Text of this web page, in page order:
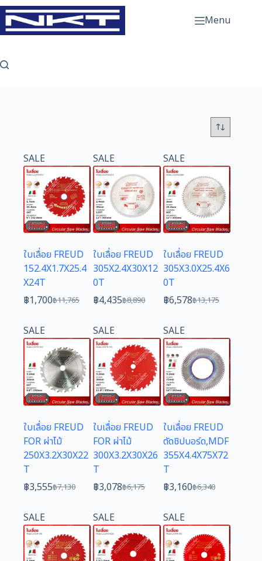
Skip
to
content
Menu
SALE
ใบเลื่อย FREUD
152.4X1.7X25.4
X24T
฿11,765
Original
was:
฿11,765.
฿1,700Current
is:
฿1,700.
SALE
ใบเลื่อย FREUD
305X2.4X30X12
0T
฿8,890
Original
was:
฿8,890.
฿4,435Current
is:
฿4,435.
SALE
ใบเลื่อย FREUD
305X3.0X25.4X6
0T
฿13,175
Original
was:
฿13,175.
฿6,578Current
is:
฿6,578.
SALE
ใบเลื่อย FREUD
FOR ผ่าไม้
250X3.2X30X22
T
฿7,130
Original
was:
฿7,130.
฿3,555Current
is:
฿3,555.
SALE
ใบเลื่อย FREUD
FOR ผ่าไม้
300X3.2X30X26
T
฿6,175
Original
was:
฿6,175.
฿3,078Current
is:
฿3,078.
SALE
ใบเลื่อย FREUD
ตัดชิปบอร์ด,MDF
355X4.4X75X72
T
฿6,340
Original
was:
฿6,340.
฿3,160Current
is:
฿3,160.
SALE SALE SALE